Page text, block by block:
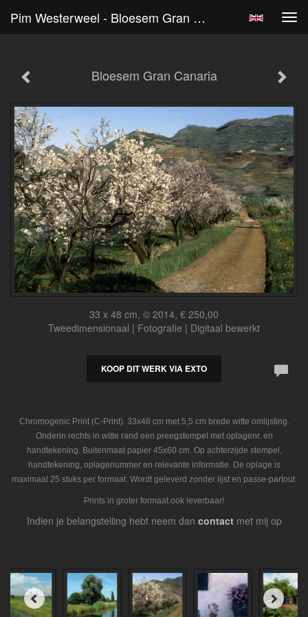
Pim Westerweel - Bloesem Gran Canaria
Bloesem Gran Canaria
33 x 48 cm, © 2014, € 250,00
Tweedimensionaal | Fotografie | Digitaal bewerkt
KOOP DIT WERK VIA EXTO
Chromogenic Print (C-Print). 33x48 cm met 5,5 cm brede witte omlijsting.
Onderin rechts in witte rand een preegstempel met oplagenr. en
handtekening. Buitenmaat papier 45x60 cm. Op achterzijde stempel,
handtekening, oplagenummer en relevante informatie. De oplage is
maximaal 25 stuks per formaat. Wordt geleverd zonder lijst en passe-partout.
Prints in groter formaat ook leverbaar!
Indien je belangstelling hebt neem dan contactmet mij op